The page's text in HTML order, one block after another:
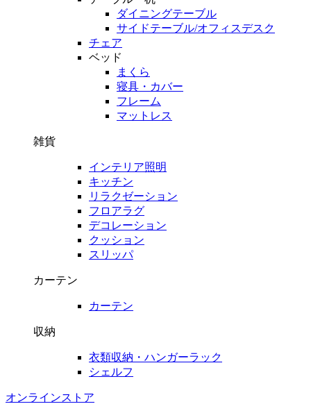
ダイニングテーブル
サイドテーブル/オフィスデスク
チェア
ベッド
まくら
寝具・カバー
フレーム
マットレス
雑貨
インテリア照明
キッチン
リラクゼーション
フロアラグ
デコレーション
クッション
スリッパ
カーテン
カーテン
収納
衣類収納・ハンガーラック
シェルフ
オンラインストア